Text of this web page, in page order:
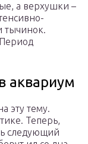
а верхушки –
тычинок.
аквариум
эту тему.
Теперь,
следующий